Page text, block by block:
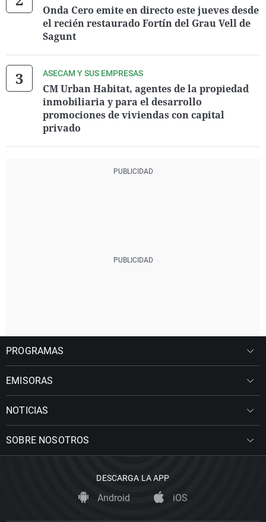
Onda Cero emite en directo este jueves desde
el recién restaurado Fortín del Grau Vell de
Sagunt
ASECAM Y SUS EMPRESAS
CM Urban Habitat, agentes de la propiedad
inmobiliaria y para el desarrollo
promociones de viviendas con capital
privado
PROGRAMAS
EMISORAS
NOTICIAS
SOBRE NOSOTROS
DESCARGA LA APP
Android iOS